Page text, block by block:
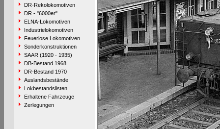
DR-Rekolokomotiven
DR - "6000er"
ELNA-Lokomotiven
Industrielokomotiven
Feuerlose Lokomotiven
Sonderkonstruktionen
SAAR (1920 - 1935)
DB-Bestand 1968
DR-Bestand 1970
Auslandsbestände
Lokbestandslisten
Erhaltene Fahrzeuge
Zerlegungen